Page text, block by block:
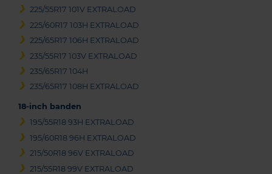
225/55R17 101V EXTRALOAD
225/60R17 103H EXTRALOAD
225/65R17 106H EXTRALOAD
235/55R17 103V EXTRALOAD
235/65R17 104H
235/65R17 108H EXTRALOAD
18-inch banden
195/55R18 93H EXTRALOAD
195/60R18 96H EXTRALOAD
215/50R18 96V EXTRALOAD
215/55R18 99V EXTRALOAD